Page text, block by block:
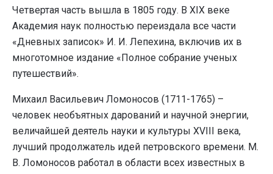
Четвертая часть вышла в 1805 году. В XIX веке
Академия наук полностью переиздала все части
«Дневных записок» И. И. Лепехина, включив их в
многотомное издание «Полное собрание ученых
путешествий».
Михаил Васильевич Ломоносов (1711-1765) –
человек необъятных дарований и научной энергии,
величайшей деятель науки и культуры XVIII века,
лучший продолжатель идей петровского времени. М.
В. Ломоносов работал в области всех известных в